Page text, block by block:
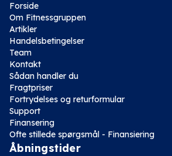
Forside
Om Fitnessgruppen
Artikler
Handelsbetingelser
Team
Kontakt
Sådan handler du
Fragtpriser
Fortrydelses og returformular
Support
Finansering
Ofte stillede spørgsmål - Finansiering
Åbningstider